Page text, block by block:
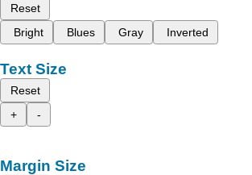
Reset
Bright
Blues Gray Inverted
Text Size
Reset
+
-
Margin Size